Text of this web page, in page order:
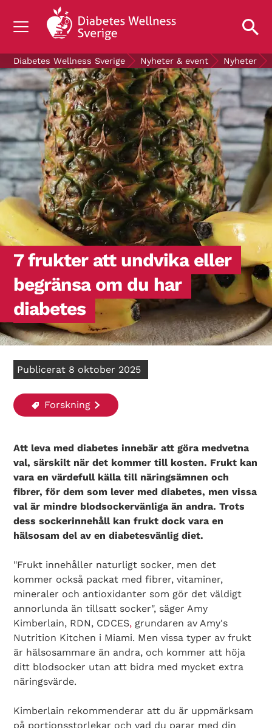
OM DIABETES
STÖD OSS
FORSKNING
NYHETER & EVENT
OM OSS
GRATIS DIABETESPRODUKTER
Blodsockerkollen
Diabetes Wellness Sverige Nyheter & event Nyheter
7 frukter att undvika eller
begränsa om du har
diabetes
Publicerat 8 oktober 2025
Forskning
Att leva med diabetes innebär att göra medvetna
val, särskilt när det kommer till kosten. Frukt kan
vara en värdefull källa till näringsämnen och
fibrer, för dem som lever med diabetes, men vissa
val är mindre blodsockervänliga än andra. Trots
dess sockerinnehåll kan frukt dock vara en
hälsosam del av en diabetesvänlig diet.
"Frukt innehåller naturligt socker, men det
kommer också packat med fibrer, vitaminer,
mineraler och antioxidanter som gör det väldigt
annorlunda än tillsatt socker", säger Amy
Kimberlain, RDN, CDCES, grundaren av Amy's
Nutrition Kitchen i Miami. Men vissa typer av frukt
är hälsosammare än andra, och kommer att höja
ditt blodsocker utan att bidra med mycket extra
näringsvärde.
Kimberlain rekommenderar att du är uppmärksam
på portionsstorlekar och vad du parar med din